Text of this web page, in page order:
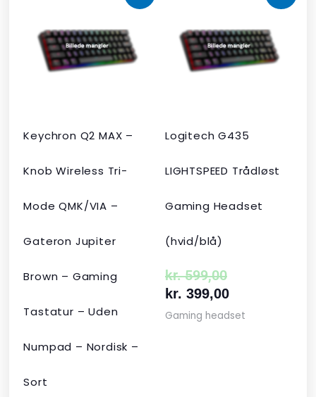
Keychron Q2 MAX –
Knob Wireless Tri-
Mode QMK/VIA –
Gateron Jupiter
Brown – Gaming
Tastatur – Uden
Numpad – Nordisk –
Sort
oprindelige
pris
var:
kr. 2.190,00.
aktuelle
pris
er:
kr. 1.465,00.
Logitech G435
LIGHTSPEED Trådløst
Gaming Headset
(hvid/blå)
kr.599,00
oprindelige
pris
var:
kr. 599,00.
kr. 399,00
aktuelle
pris
er:
kr. 399,00.
Gaming headset